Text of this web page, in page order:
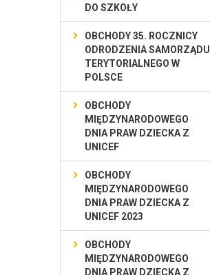
DO SZKOŁY
OBCHODY 35. ROCZNICY
ODRODZENIA SAMORZĄDU
TERYTORIALNEGO W
POLSCE
OBCHODY
MIĘDZYNARODOWEGO
DNIA PRAW DZIECKA Z
UNICEF
OBCHODY
MIĘDZYNARODOWEGO
DNIA PRAW DZIECKA Z
UNICEF 2023
OBCHODY
MIĘDZYNARODOWEGO
DNIA PRAW DZIECKA Z